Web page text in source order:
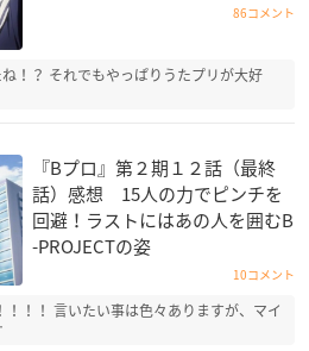
86コメント
！？ それでもやっぱりうたプリが大好
『Bプロ』第２期１２話（最終
話）感想 15人の力でピンチを
回避！ラストにはあの人を囲むB
-PROJECTの姿
10コメント
！！ 言いたい事は色々ありますが、マイ